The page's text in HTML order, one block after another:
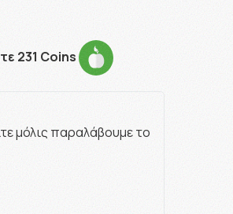
231 Coins
μόλις παραλάβουμε το